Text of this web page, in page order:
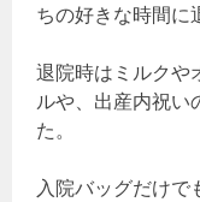
ちの好きな時間に
退院時はミルクや
ルや、出産内祝い
た。
入院バッグだけで